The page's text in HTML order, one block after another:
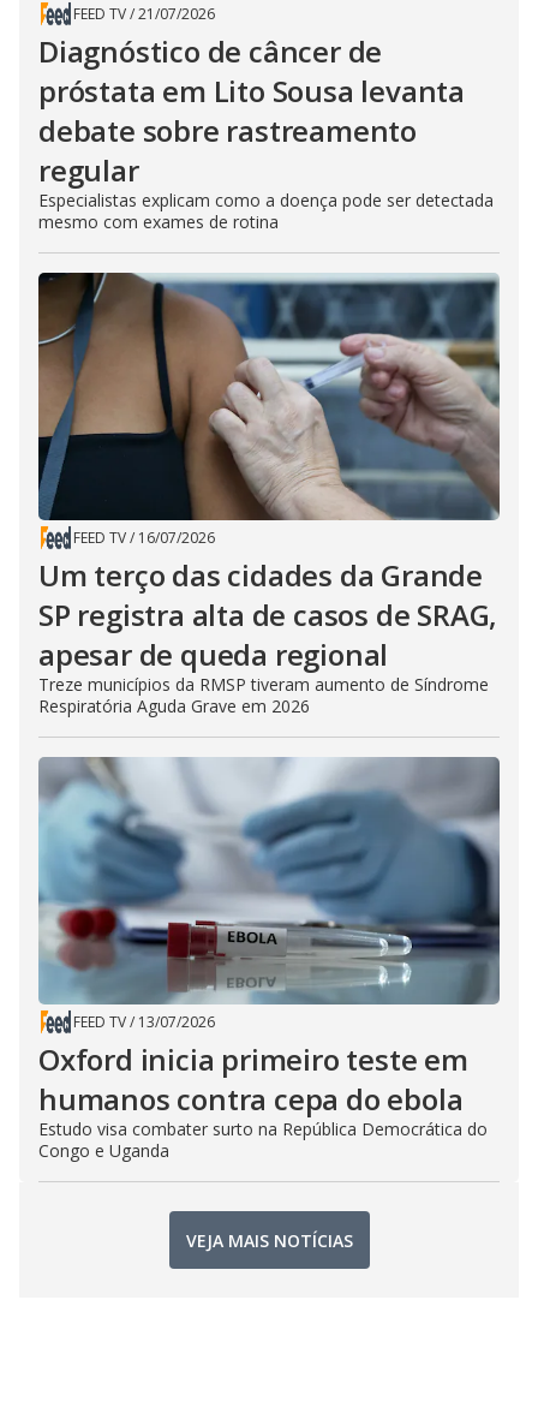
FEED TV/21/07/2026
Diagnóstico de câncer de
próstata em Lito Sousa levanta
debate sobre rastreamento
regular
Especialistas explicam como a doença pode ser detectada
mesmo com exames de rotina
FEED TV/ 16/07/2026
Um terço das cidades da Grande
SP registra alta de casos de SRAG,
apesar de queda regional
Treze municípios da RMSP tiveram aumento de Síndrome
Respiratória Aguda Grave em 2026
FEED TV/ 13/07/2026
Oxford inicia primeiro teste em
humanos contra cepa do ebola
Estudo visa combater surto na República Democrática do
Congo e Uganda
VEJA MAIS NOTÍCIAS